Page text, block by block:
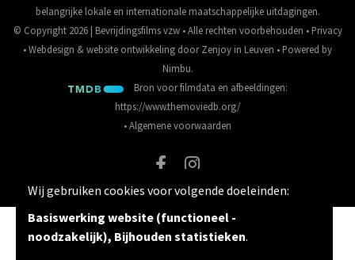
belangrijke lokale en internationale maatschappelijke uitdagingen.
© Copyright 2026 | Bevrijdingsfilms vzw • Alle rechten voorbehouden • Privacy
•Webdesign &website ontwikkeling doorZenjoy in Leuven • Powered by
Nimbu.
Bron voor filmdata en afbeeldingen:
https://www.themoviedb.org/
•Algemene voorwaarden
Wij gebruiken cookies voor volgende doeleinden:
Basiswerking website (functioneel -
noodzakelijk), Bijhouden statistieken.